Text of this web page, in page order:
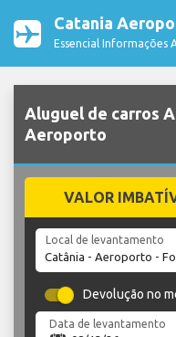
Catania
Essencial Informações
Aluguel de carros
Aeroporto
VALOR
Local de levantamento
Devolução no
Data de levantamento